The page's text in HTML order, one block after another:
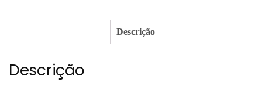
Descrição
Descrição